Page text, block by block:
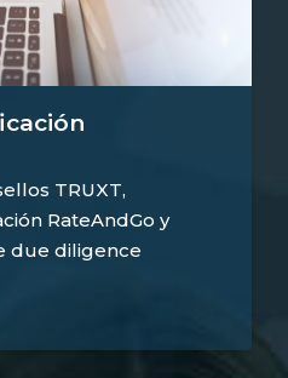
TRUXT,
RateAndGo y
due diligence